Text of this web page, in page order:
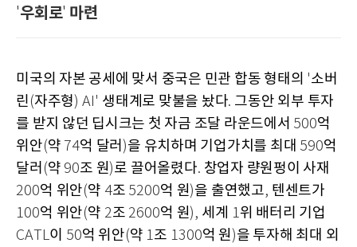
'우회로' 마련
미국의 자본 공세에 맞서 중국은 민관 합동 형태의 '소버
린 (자주형) AI' 생태계로 맞불을 놨다. 그동안 외부 투자
를 받지 않던 딥시크는 첫 자금 조달 라운드에서 500억
위안(약 74억 달러 )을 유치하며 기업가치를 최대 590억
달러 (약 90조 원)로 끌어올렸다. 창업자 량원펑이 사재
200억 위안(약 4조 5200억 원)을 출연했고, 텐센트가
100억 위안(약 2조 2600억 원), 세계 1위 배터리 기업
CATL이 50억 위안(약 1조 1300억 원 )을 투자해 최대 외